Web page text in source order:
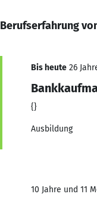
Berufserfahrung
Bis heute 26
{}
Ausbildung
10 Jahre und 11